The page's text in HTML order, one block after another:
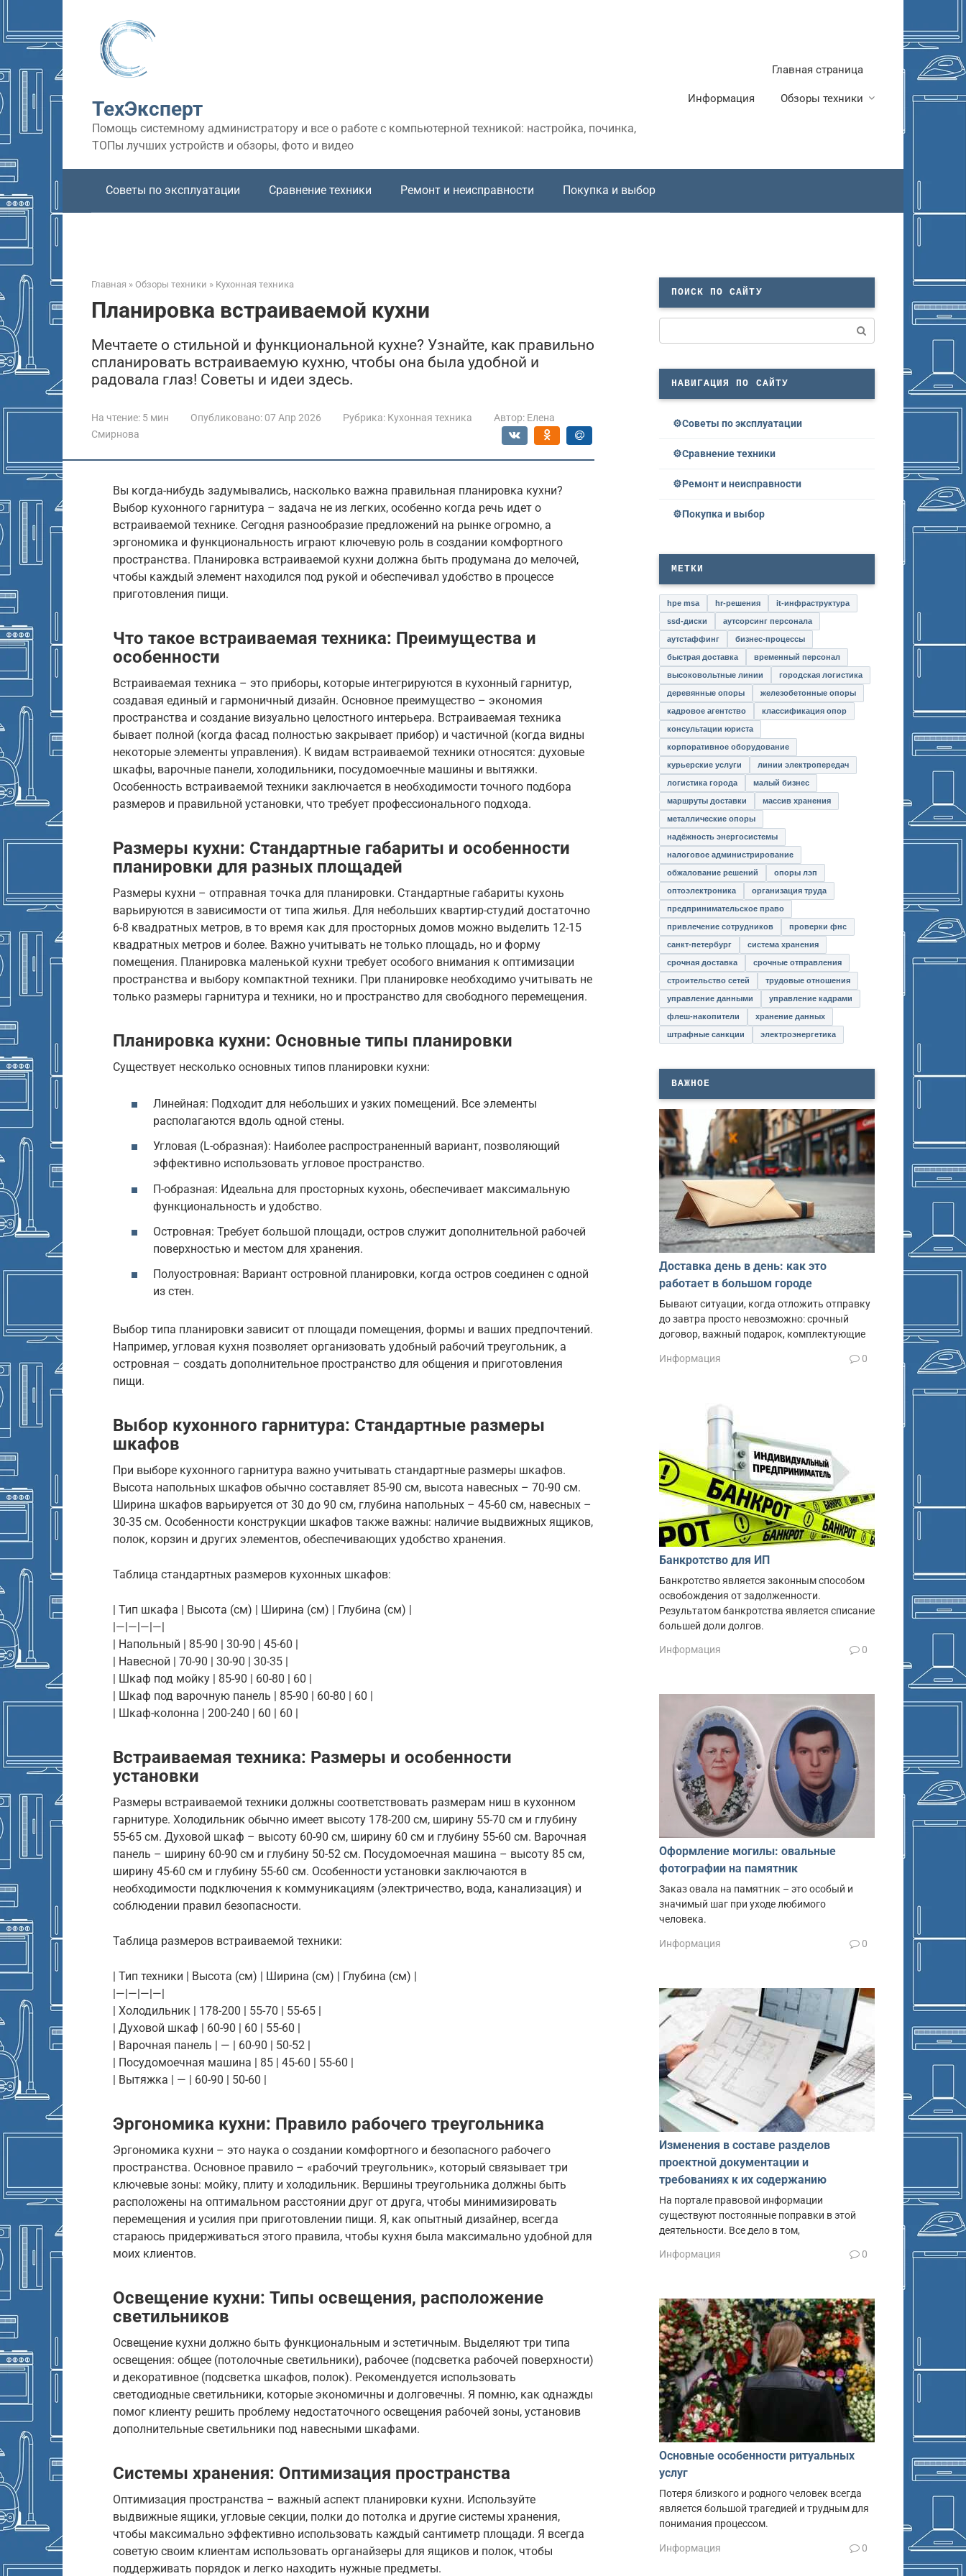
контенту
ТехЭксперт
Помощь системному администратору и все о работе с компьютерной техникой: настройка, починка,
ТОПы лучших устройств и обзоры, фото и видео
Главная страница
Информация Обзоры техники
Советы по эксплуатации Сравнение техники Ремонт и неисправности Покупка и выбор
Главная » Обзоры техники » Кухонная техника
Планировка встраиваемой кухни
Мечтаете о стильной и функциональной кухне? Узнайте, как правильно
спланировать встраиваемую кухню, чтобы она была удобной и
радовала глаз! Советы и идеи здесь.
На чтение: 5 мин Опубликовано: 07 Апр 2026 Рубрика: Кухонная техника Автор: Елена
Смирнова
Вы когда-нибудь задумывались, насколько важна правильная планировка кухни?
Выбор кухонного гарнитура – задача не из легких, особенно когда речь идет о
встраиваемой технике. Сегодня разнообразие предложений на рынке огромно, а
эргономика и функциональность играют ключевую роль в создании комфортного
пространства. Планировка встраиваемой кухни должна быть продумана до мелочей,
чтобы каждый элемент находился под рукой и обеспечивал удобство в процессе
приготовления пищи.
Что такое встраиваемая техника: Преимущества и
особенности
Встраиваемая техника – это приборы, которые интегрируются в кухонный гарнитур,
создавая единый и гармоничный дизайн. Основное преимущество – экономия
пространства и создание визуально целостного интерьера. Встраиваемая техника
бывает полной (когда фасад полностью закрывает прибор) и частичной (когда видны
некоторые элементы управления). К видам встраиваемой техники относятся: духовые
шкафы, варочные панели, холодильники, посудомоечные машины и вытяжки.
Особенность встраиваемой техники заключается в необходимости точного подбора
размеров и правильной установки, что требует профессионального подхода.
Размеры кухни: Стандартные габариты и особенности
планировки для разных площадей
Размеры кухни – отправная точка для планировки. Стандартные габариты кухонь
варьируются в зависимости от типа жилья. Для небольших квартир-студий достаточно
6-8 квадратных метров, в то время как для просторных домов можно выделить 12-15
квадратных метров и более. Важно учитывать не только площадь, но и форму
помещения. Планировка маленькой кухни требует особого внимания к оптимизации
пространства и выбору компактной техники. При планировке необходимо учитывать не
только размеры гарнитура и техники, но и пространство для свободного перемещения.
Планировка кухни: Основные типы планировки
Существует несколько основных типов планировки кухни:
Линейная: Подходит для небольших и узких помещений. Все элементы
располагаются вдоль одной стены.
Угловая (L-образная): Наиболее распространенный вариант, позволяющий
эффективно использовать угловое пространство.
П-образная: Идеальна для просторных кухонь, обеспечивает максимальную
функциональность и удобство.
Островная: Требует большой площади, остров служит дополнительной рабочей
поверхностью и местом для хранения.
Полуостровная: Вариант островной планировки, когда остров соединен с одной
из стен.
Выбор типа планировки зависит от площади помещения, формы и ваших предпочтений.
Например, угловая кухня позволяет организовать удобный рабочий треугольник, а
островная – создать дополнительное пространство для общения и приготовления
пищи.
Выбор кухонного гарнитура: Стандартные размеры
шкафов
При выборе кухонного гарнитура важно учитывать стандартные размеры шкафов.
Высота напольных шкафов обычно составляет 85-90 см, высота навесных – 70-90 см.
Ширина шкафов варьируется от 30 до 90 см, глубина напольных – 45-60 см, навесных –
30-35 см. Особенности конструкции шкафов также важны: наличие выдвижных ящиков,
полок, корзин и других элементов, обеспечивающих удобство хранения.
Таблица стандартных размеров кухонных шкафов:
| Тип шкафа | Высота (см) | Ширина (см) | Глубина (см) |
|—|—|—|—|
| Напольный | 85-90 | 30-90 | 45-60 |
| Навесной | 70-90 | 30-90 | 30-35 |
| Шкаф под мойку | 85-90 | 60-80 | 60 |
| Шкаф под варочную панель | 85-90 | 60-80 | 60 |
| Шкаф-колонна | 200-240 | 60 | 60 |
Встраиваемая техника: Размеры и особенности
установки
Размеры встраиваемой техники должны соответствовать размерам ниш в кухонном
гарнитуре. Холодильник обычно имеет высоту 178-200 см, ширину 55-70 см и глубину
55-65 см. Духовой шкаф – высоту 60-90 см, ширину 60 см и глубину 55-60 см. Варочная
панель – ширину 60-90 см и глубину 50-52 см. Посудомоечная машина – высоту 85 см,
ширину 45-60 см и глубину 55-60 см. Особенности установки заключаются в
необходимости подключения к коммуникациям (электричество, вода, канализация) и
соблюдении правил безопасности.
Таблица размеров встраиваемой техники:
| Тип техники | Высота (см) | Ширина (см) | Глубина (см) |
|—|—|—|—|
| Холодильник | 178-200 | 55-70 | 55-65 |
| Духовой шкаф | 60-90 | 60 | 55-60 |
| Варочная панель | — | 60-90 | 50-52 |
| Посудомоечная машина | 85 | 45-60 | 55-60 |
| Вытяжка | — | 60-90 | 50-60 |
Эргономика кухни: Правило рабочего треугольника
Эргономика кухни – это наука о создании комфортного и безопасного рабочего
пространства. Основное правило – «рабочий треугольник», который связывает три
ключевые зоны: мойку, плиту и холодильник. Вершины треугольника должны быть
расположены на оптимальном расстоянии друг от друга, чтобы минимизировать
перемещения и усилия при приготовлении пищи. Я, как опытный дизайнер, всегда
стараюсь придерживаться этого правила, чтобы кухня была максимально удобной для
моих клиентов.
Освещение кухни: Типы освещения, расположение
светильников
Освещение кухни должно быть функциональным и эстетичным. Выделяют три типа
освещения: общее (потолочные светильники), рабочее (подсветка рабочей поверхности)
и декоративное (подсветка шкафов, полок). Рекомендуется использовать
светодиодные светильники, которые экономичны и долговечны. Я помню, как однажды
помог клиенту решить проблему недостаточного освещения рабочей зоны, установив
дополнительные светильники под навесными шкафами.
Системы хранения: Оптимизация пространства
Оптимизация пространства – важный аспект планировки кухни. Используйте
выдвижные ящики, угловые секции, полки до потолка и другие системы хранения,
чтобы максимально эффективно использовать каждый сантиметр площади. Я всегда
советую своим клиентам использовать органайзеры для ящиков и полок, чтобы
поддерживать порядок и легко находить нужные предметы.
ПОИСК ПО САЙТУ
НАВИГАЦИЯ ПО САЙТУ
Советы по эксплуатации
Сравнение техники
Ремонт и неисправности
Покупка и выбор
МЕТКИ
hpe msa hr-решения it-инфраструктура
ssd-диски аутсорсинг персонала
аутстаффинг бизнес-процессы
быстрая доставка временный персонал
высоковольтные линии городская логистика
деревянные опоры железобетонные опоры
кадровое агентство классификация опор
консультации юриста
корпоративное оборудование
курьерские услуги линии электропередач
логистика города малый бизнес
маршруты доставки массив хранения
металлические опоры
надёжность энергосистемы
налоговое администрирование
обжалование решений опоры лэп
оптоэлектроника организация труда
предпринимательское право
привлечение сотрудников проверки фнс
санкт-петербург система хранения
срочная доставка срочные отправления
строительство сетей трудовые отношения
управление данными управление кадрами
флеш-накопители хранение данных
штрафные санкции электроэнергетика
ВАЖНОЕ
Доставка день в день: как это
работает в большом городе
Бывают ситуации, когда отложить отправку
до завтра просто невозможно: срочный
договор, важный подарок, комплектующие
Информация 0
Банкротство для ИП
Банкротство является законным способом
освобождения от задолженности.
Результатом банкротства является списание
большей доли долгов.
Информация 0
Оформление могилы: овальные
фотографии на памятник
Заказ овала на памятник – это особый и
значимый шаг при уходе любимого
человека.
Информация 0
Изменения в составе разделов
проектной документации и
требованиях к их содержанию
На портале правовой информации
существуют постоянные поправки в этой
деятельности. Все дело в том,
Информация 0
Основные особенности ритуальных
услуг
Потеря близкого и родного человек всегда
является большой трагедией и трудным для
понимания процессом.
Информация 0